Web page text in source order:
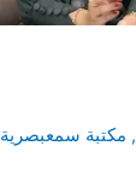
, مكتبة سمعبصرية